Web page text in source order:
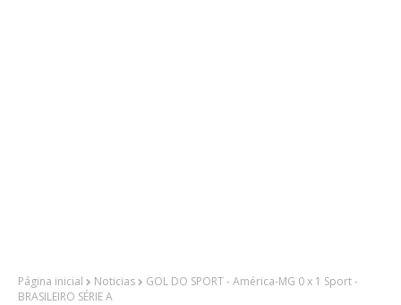
Página inicial Noticias
GOL DO SPORT - América-MG 0 x 1 Sport -
BRASILEIRO SÉRIE A